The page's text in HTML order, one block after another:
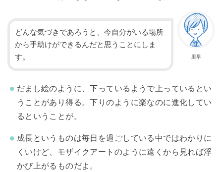
里早
どんな気づきであろうと、今自分がいる場所
から手助けができるんだと思うことにしま
す。
だまし絵のように、下っているようで上っているとい
うことがあり得る。下りのように楽なのに進化してい
るということが。
成長というものは毎日を過ごしている中ではわかりに
くいけど、モザイクアートのように遠くから見れば浮
かび上がるものだよ。